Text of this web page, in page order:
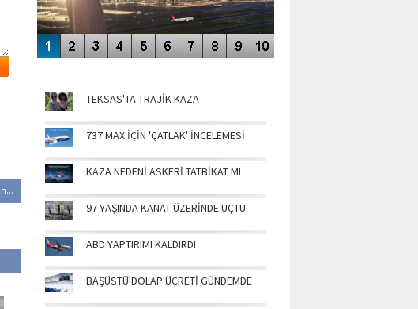
TEKSAS'TA TRAJİK KAZA
737 MAX İÇİN 'ÇATLAK' İNCELEMESİ
KAZA NEDENİ ASKERİ TATBİKAT MI
97 YAŞINDA KANAT ÜZERİNDE UÇTU
ABD YAPTIRIMI KALDIRDI
BAŞÜSTÜ DOLAP ÜCRETİ GÜNDEMDE